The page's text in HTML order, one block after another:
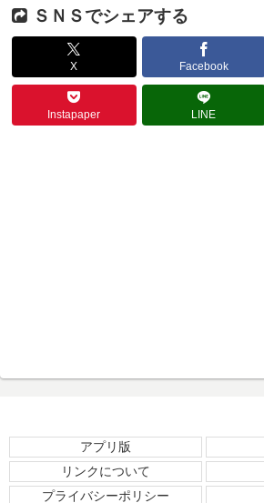
ＳＮＳでシェアする
X Facebook
Instapaper LINE
アプリ版
リンクについて
プライバシーポリシー